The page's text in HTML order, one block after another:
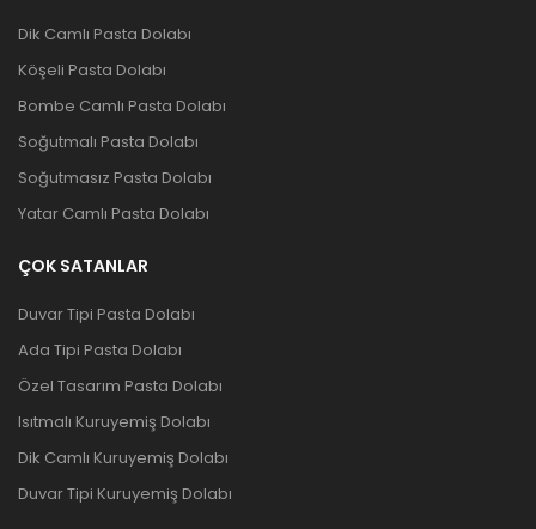
Dik Camlı Pasta Dolabı
Köşeli Pasta Dolabı
Bombe Camlı Pasta Dolabı
Soğutmalı Pasta Dolabı
Soğutmasız Pasta Dolabı
Yatar Camlı Pasta Dolabı
ÇOK SATANLAR
Duvar Tipi Pasta Dolabı
Ada Tipi Pasta Dolabı
Özel Tasarım Pasta Dolabı
Isıtmalı Kuruyemiş Dolabı
Dik Camlı Kuruyemiş Dolabı
Duvar Tipi Kuruyemiş Dolabı